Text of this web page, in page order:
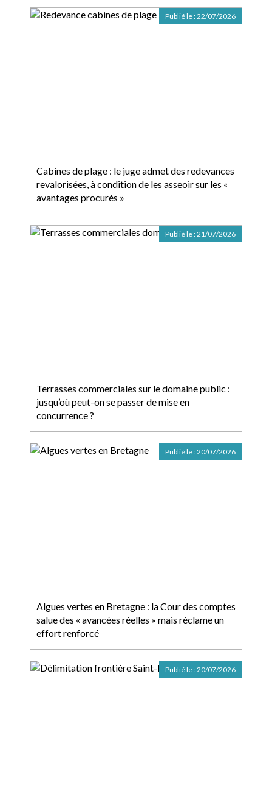
Cabines de plage : le juge admet des redevances
revalorisées, à condition de les asseoir sur les «
avantages procurés »
Publié le :22/07/2026
Terrasses commerciales sur le domaine public :
jusqu’où peut-on se passer de mise en
concurrence ?
Publié le :21/07/2026
Algues vertes en Bretagne : la Cour des comptes
salue des « avancées réelles » mais réclame un
effort renforcé
Publié le :20/07/2026
Publié le :20/07/2026